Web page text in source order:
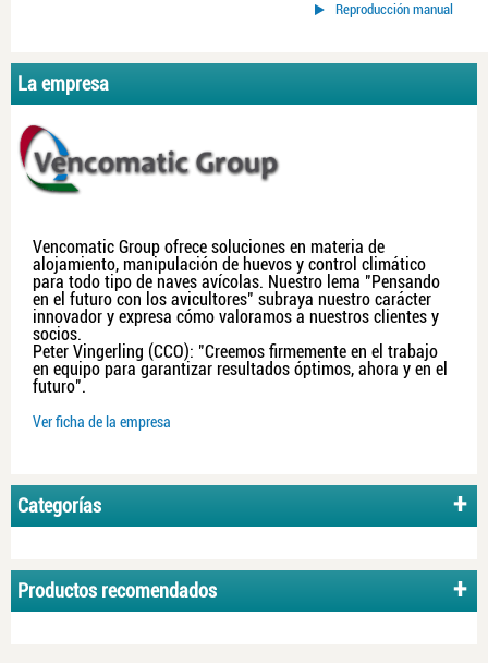
Reproducción manual
La empresa
Vencomatic Group ofrece soluciones en materia de
alojamiento, manipulación de huevos y control climático
para todo tipo de naves avícolas. Nuestro lema "Pensando
en el futuro con los avicultores" subraya nuestro carácter
innovador y expresa cómo valoramos a nuestros clientes y
socios.
Peter Vingerling (CCO): "Creemos firmemente en el trabajo
en equipo para garantizar resultados óptimos, ahora y en el
futuro".
Ver ficha de la empresa
Categorías
Productos recomendados